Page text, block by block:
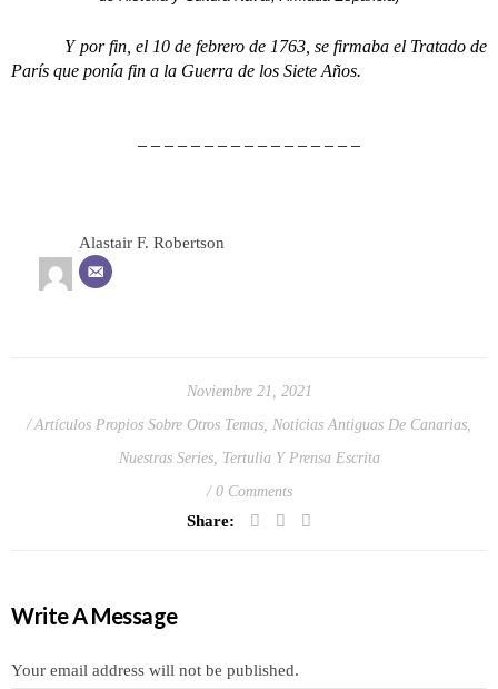
Y por fin, el 10 de febrero de 1763, se firmaba el Tratado de
París que ponía fin a la Guerra de los Siete Años.
– – – – – – – – – – – – – – – – –
Alastair F. Robertson
Noviembre 21, 2021
Artículos Propios Sobre Otros Temas Noticias Antiguas De Canarias
Nuestras Series, Tertulia Y Prensa Escrita
0 Comments
Share:
Write A Message
Your email address will not be published.